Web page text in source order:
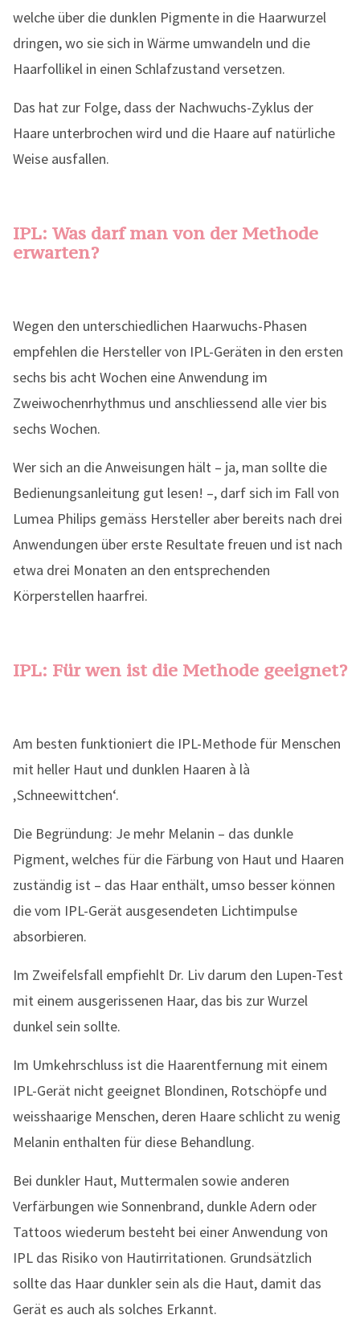
welche über die dunklen Pigmente in die Haarwurzel
dringen, wo sie sich in Wärme umwandeln und die
Haarfollikel in einen Schlafzustand versetzen.
Das hat zur Folge, dass der Nachwuchs-Zyklus der
Haare unterbrochen wird und die Haare auf natürliche
Weise ausfallen.
IPL: Was darf man von der Methode
erwarten?
Wegen den unterschiedlichen Haarwuchs-Phasen
empfehlen die Hersteller von IPL-Geräten in den ersten
sechs bis acht Wochen eine Anwendung im
Zweiwochenrhythmus und anschliessend alle vier bis
sechs Wochen.
Wer sich an die Anweisungen hält – ja, man sollte die
Bedienungsanleitung gut lesen! –, darf sich im Fall von
Lumea Philips gemäss Hersteller aber bereits nach drei
Anwendungen über erste Resultate freuen und ist nach
etwa drei Monaten an den entsprechenden
Körperstellen haarfrei.
IPL: Für wen ist die Methode geeignet?
Am besten funktioniert die IPL-Methode für Menschen
mit heller Haut und dunklen Haaren à là
‚Schneewittchen‘.
Die Begründung: Je mehr Melanin – das dunkle
Pigment, welches für die Färbung von Haut und Haaren
zuständig ist – das Haar enthält, umso besser können
die vom IPL-Gerät ausgesendeten Lichtimpulse
absorbieren.
Im Zweifelsfall empfiehlt Dr. Liv darum den Lupen-Test
mit einem ausgerissenen Haar, das bis zur Wurzel
dunkel sein sollte.
Im Umkehrschluss ist die Haarentfernung mit einem
IPL-Gerät nicht geeignet Blondinen, Rotschöpfe und
weisshaarige Menschen, deren Haare schlicht zu wenig
Melanin enthalten für diese Behandlung.
Bei dunkler Haut, Muttermalen sowie anderen
Verfärbungen wie Sonnenbrand, dunkle Adern oder
Tattoos wiederum besteht bei einer Anwendung von
IPL das Risiko von Hautirritationen. Grundsätzlich
sollte das Haar dunkler sein als die Haut, damit das
Gerät es auch als solches Erkannt.